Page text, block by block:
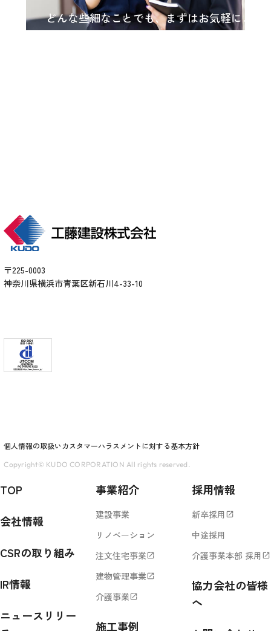
どんな些細なことでも、まずはお気軽にご相
〒225-0003
神奈川県横浜市青葉区新石川4-33-10
個人情報の取扱い カスタマーハラスメントに対する基本方針
Copyright© KUDO CORPORATION All rights reserved.
TOP
会社情報
CSRの取り組み
IR情報
ニュースリリー
事業紹介
建設事業
リノベーション
注文住宅事業 open_in_new
建物管理事業 open_in_new
介護事業 open_in_new
施工事例
採用情報
新卒採用 open_in_new
中途採用
介護事業本部 採用 open_in_new
協力会社の皆様
へ